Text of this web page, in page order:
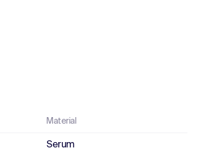
Material
Serum